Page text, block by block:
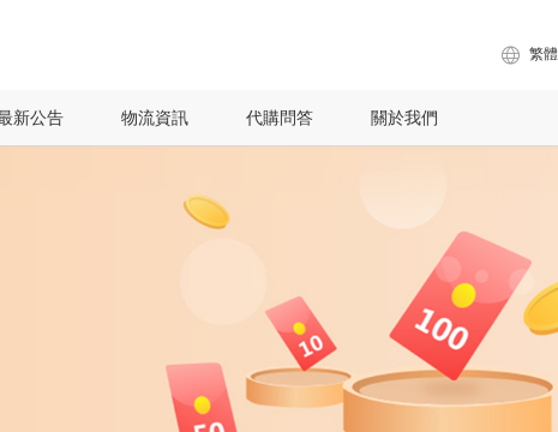
繁體
新公告 物流資訊 代購問答 關於我們